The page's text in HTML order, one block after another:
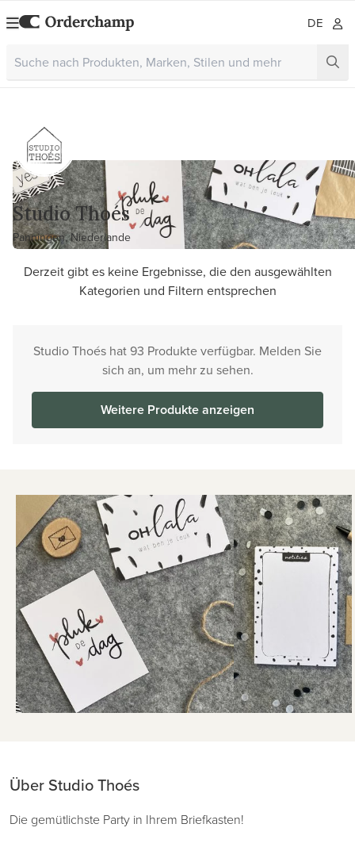
DE
Studio Thoés
Panningen, Niederlande
Derzeit gibt es keine Ergebnisse, die den ausgewählten
Kategorien und Filtern entsprechen
Studio Thoés hat 93 Produkte verfügbar. Melden Sie
sich an, um mehr zu sehen.
Weitere Produkte anzeigen
Über Studio Thoés
Die gemütlichste Party in Ihrem Briefkasten!